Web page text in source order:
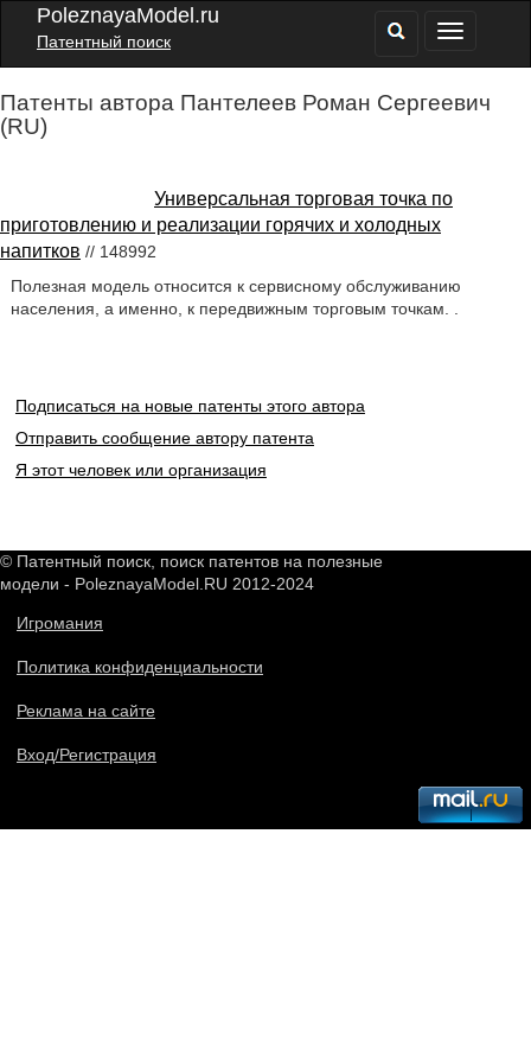
PoleznayaModel.ru
Патентный поиск
Патенты автора Пантелеев Роман Сергеевич
(RU)
Универсальная торговая точка по
приготовлению и реализации горячих и холодных
напитков // 148992
Полезная модель относится к сервисному обслуживанию
населения, а именно, к передвижным торговым точкам. .
Подписаться на новые патенты этого автора
Отправить сообщение автору патента
Я этот человек или организация
© Патентный поиск, поиск патентов на полезные
модели - PoleznayaModel.RU 2012-2024
Игромания
Политика конфиденциальности
Реклама на сайте
Вход/Регистрация